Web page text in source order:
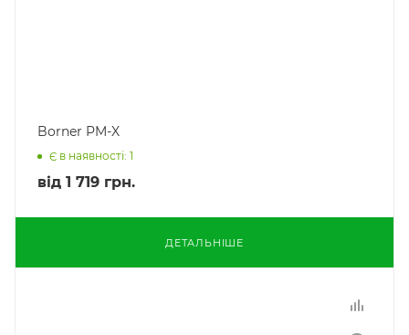
Borner PM-X
Є в наявності: 1
від 1 719 грн.
ДЕТАЛЬНІШЕ